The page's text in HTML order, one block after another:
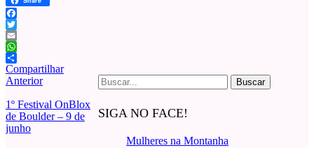
Facebook
Twitter
Email
WhatsApp
Compartilhar
Buscar
por:
SIGA NO FACE!
Mulheres na Montanha
Anterior
1º Festival OnBlox
de Boulder – 9 de
junho